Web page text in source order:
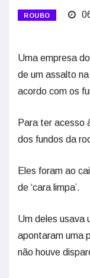
ROUBO
Uma empresa
de um assalto
acordo com os
Para ter acesso
dos fundos da
Eles foram ao
de ‘cara limpa’.
Um deles usava
apontaram uma
não houve